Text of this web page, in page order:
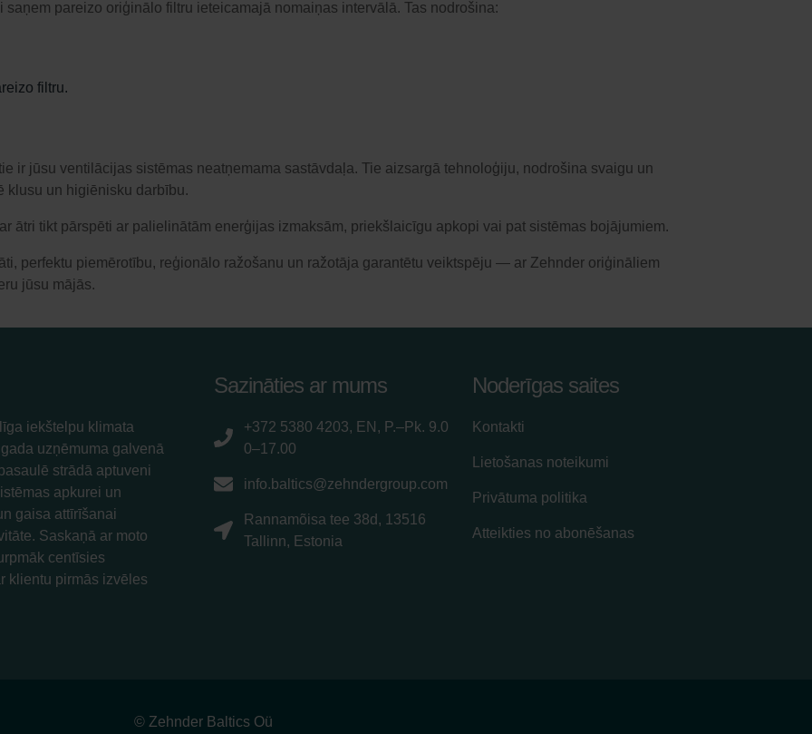
pareizo oriģinālo filtru ieteicamajā nomaiņas intervālā. Tas nodrošina:
filtru.
ir jūsu ventilācijas sistēmas neatņemama sastāvdaļa. Tie aizsargā tehnoloģiju, nodrošina svaigu un
klusu un higiēnisku darbību.
ātri tikt pārspēti ar palielinātām enerģijas izmaksām, priekšlaicīgu apkopi vai pat sistēmas bojājumiem.
perfektu piemērotību, reģionālo ražošanu un ražotāja garantētu veiktspēju — ar Zehnder oriģināliem
jūsu mājās.
iekštelpu klimata
uzņēmuma galvenā
strādā aptuveni
apkurei un
gaisa attīrīšanai
Saskaņā ar moto
centīsies
klientu pirmās izvēles
Sazināties ar mums
+372 5380 4203, EN, P.–Pk. 9.0
0–17.00
info.baltics@zehndergroup.com
Rannamõisa tee 38d, 13516
Tallinn, Estonia
Noderīgas saites
Kontakti
Lietošanas noteikumi
Privātuma politika
Atteikties no abonēšanas
© Zehnder Baltics Oü